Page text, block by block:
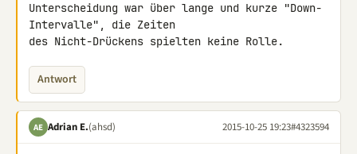
Unterscheidung war über lange und kurze "Down-
Intervalle", die Zeiten
des Nicht-Drückens spielten keine Rolle.
Antwort
AE Adrian E.(ahsd) 2015-10-25 19:23#4323594